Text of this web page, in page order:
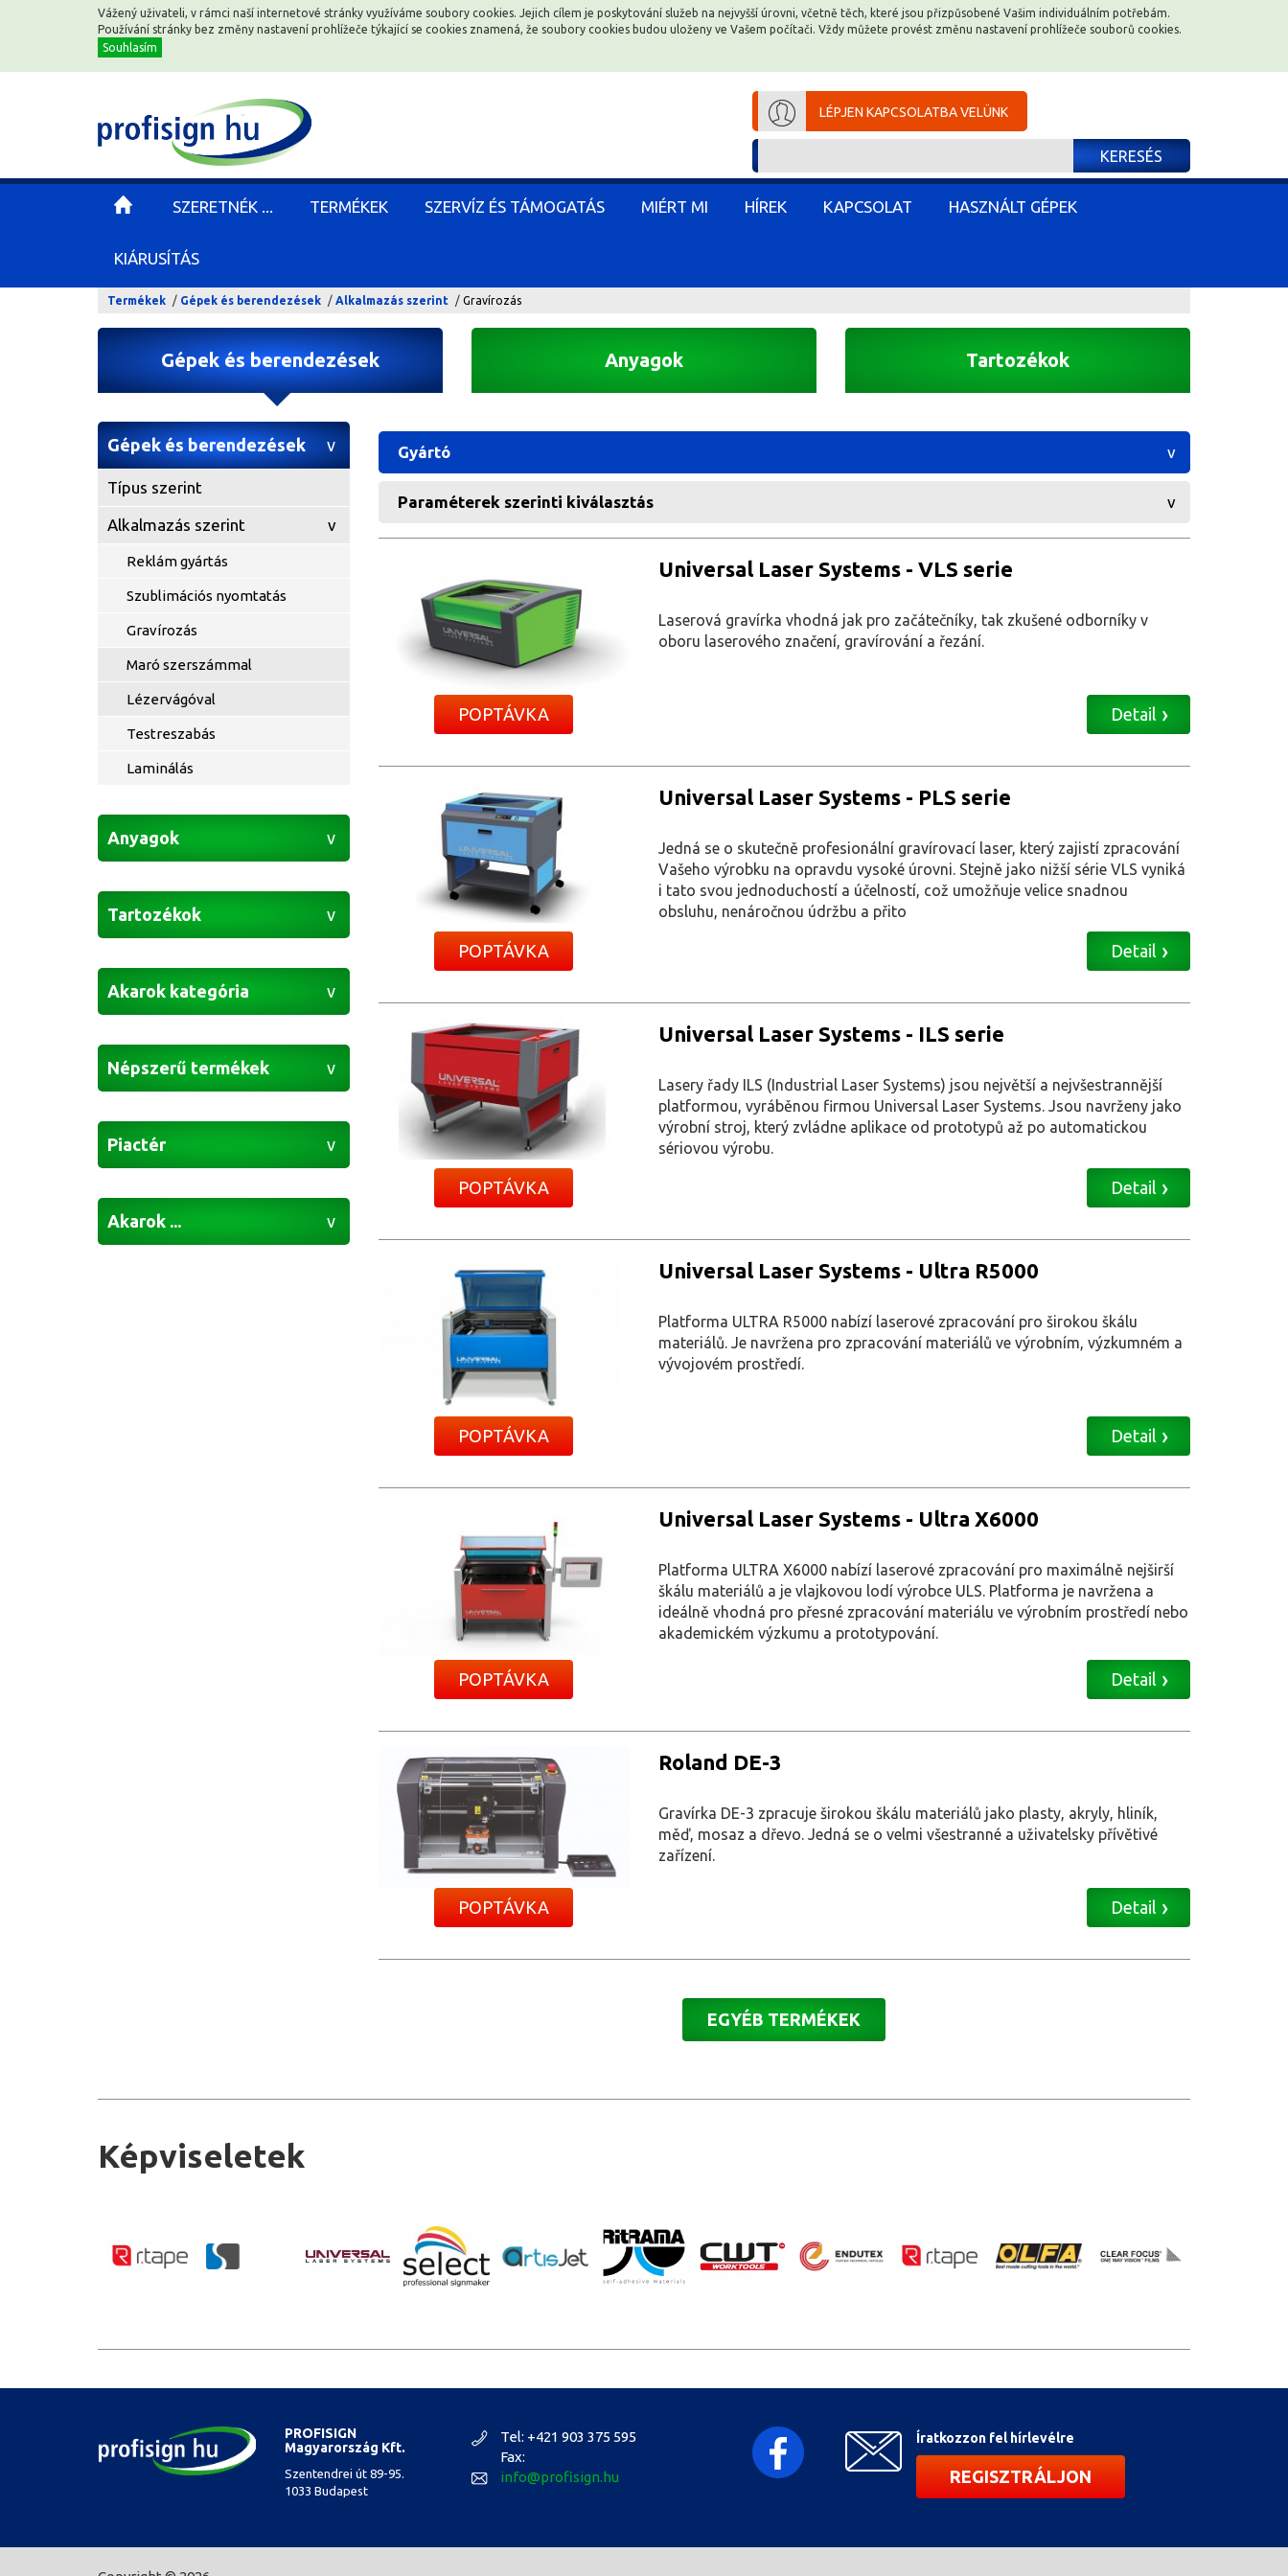
Vážený uživateli, v rámci naší internetové stránky využíváme soubory cookies. Jejich cílem je poskytování služeb na nejvyšší úrovni, včetně těch, které jsou přizpůsobené Vašim individuálním potřebám.
Používání stránky bez změny nastavení prohlížeče týkající se cookies znamená, že soubory cookies budou uloženy ve Vašem počítači. Vždy můžete provést změnu nastavení prohlížeče souborů cookies.
Souhlasím
LÉPJEN KAPCSOLATBA VELÜNK
KERESÉS
SZERETNÉK ... TERMÉKEK SZERVÍZ ÉS TÁMOGATÁS MIÉRT MI HÍREK KAPCSOLAT HASZNÁLT GÉPEK
KIÁRUSÍTÁS
Termékek Gépek és berendezések Alkalmazás szerint Gravírozás
Gépek és berendezések Anyagok Tartozékok
Gépek és berendezések
Típus szerint
Alkalmazás szerint
Reklám gyártás
Szublimációs nyomtatás
Gravírozás
Maró szerszámmal
Lézervágóval
Testreszabás
Laminálás
Anyagok
Tartozékok
Akarok kategória
Népszerű termékek
Piactér
Akarok ...
Gyártó
Paraméterek szerinti kiválasztás
Universal Laser Systems - VLS serie
Laserová gravírka vhodná jak pro začátečníky, tak zkušené odborníky v
oboru laserového značení, gravírování a řezání.
POPTÁVKA Detail
Universal Laser Systems - PLS serie
Jedná se o skutečně profesionální gravírovací laser, který zajistí zpracování
Vašeho výrobku na opravdu vysoké úrovni. Stejně jako nižší série VLS vyniká
i tato svou jednoduchostí a účelností, což umožňuje velice snadnou
obsluhu, nenáročnou údržbu a přito
POPTÁVKA Detail
Universal Laser Systems - ILS serie
Lasery řady ILS (Industrial Laser Systems) jsou největší a nejvšestrannější
platformou, vyráběnou firmou Universal Laser Systems. Jsou navrženy jako
výrobní stroj, který zvládne aplikace od prototypů až po automatickou
sériovou výrobu.
POPTÁVKA Detail
Universal Laser Systems - Ultra R5000
Platforma ULTRA R5000 nabízí laserové zpracování pro širokou škálu
materiálů. Je navržena pro zpracování materiálů ve výrobním, výzkumném a
vývojovém prostředí.
POPTÁVKA Detail
Universal Laser Systems - Ultra X6000
Platforma ULTRA X6000 nabízí laserové zpracování pro maximálně nejširší
škálu materiálů a je vlajkovou lodí výrobce ULS. Platforma je navržena a
ideálně vhodná pro přesné zpracování materiálu ve výrobním prostředí nebo
akademickém výzkumu a prototypování.
POPTÁVKA Detail
Roland DE-3
Gravírka DE-3 zpracuje širokou škálu materiálů jako plasty, akryly, hliník,
měď, mosaz a dřevo. Jedná se o velmi všestranné a uživatelsky přívětivé
zařízení.
POPTÁVKA Detail
EGYÉB TERMÉKEK
Képviseletek
PROFISIGN
Magyarország Kft.
Szentendrei út 89-95.
1033 Budapest
Tel: +421 903 375 595
Fax:
info@profisign.hu
Íratkozzon fel hírlevélre
REGISZTRÁLJON
Vážený uživateli, v rámci naší internetové stránky využíváme soubory cookies. Jejich cílem je poskytování služeb na nejvyšší úrovni, včetně těch, které jsou přizpůsobené Vašim individuálním potřebám.
Používání stránky bez změny nastavení prohlížeče týkající se cookies znamená, že soubory cookies budou uloženy ve Vašem počítači. Vždy můžete provést změnu nastavení prohlížeče souborů cookies.
Souhlasím
LÉPJEN KAPCSOLATBA VELÜNK
KERESÉS
SZERETNÉK ... TERMÉKEK SZERVÍZ ÉS TÁMOGATÁS MIÉRT MI HÍREK KAPCSOLAT HASZNÁLT GÉPEK
KIÁRUSÍTÁS